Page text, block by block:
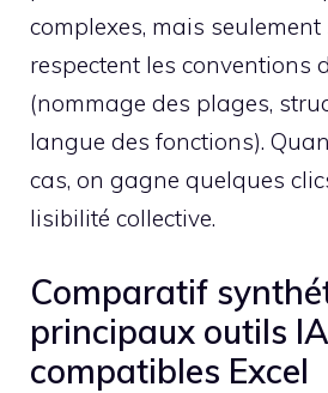
complexes, mais
respectent les conventions
(nommage des plages,
langue des fonctions).
cas, on gagne quelques
lisibilité collective.
Comparatif
principaux outils IA
compatibles Excel